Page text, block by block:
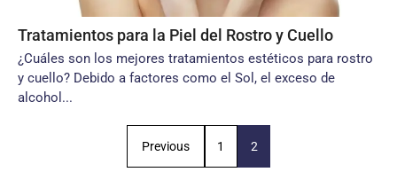
Tratamientos para la Piel del Rostro y Cuello
¿Cuáles son los mejores tratamientos estéticos para rostro
y cuello? Debido a factores como el Sol, el exceso de
alcohol...
Previous 1 2